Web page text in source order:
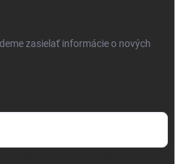
zasielať informácie o nových